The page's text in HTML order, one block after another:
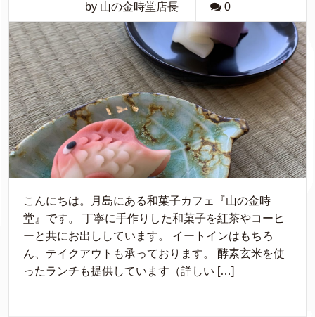
by 山の金時堂店長 0
こんにちは。月島にある和菓子カフェ『山の金時
堂』です。 丁寧に手作りした和菓子を紅茶やコーヒ
ーと共にお出ししています。 イートインはもちろ
ん、テイクアウトも承っております。 酵素玄米を使
ったランチも提供しています（詳しい […]